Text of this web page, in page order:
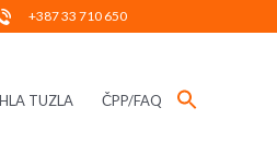
+387 33 710 650
TUZLA ČPP/FAQ